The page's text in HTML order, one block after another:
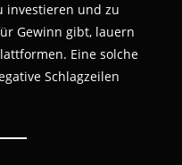
investieren und zu
Gewinn gibt, lauern
Eine solche
Schlagzeilen